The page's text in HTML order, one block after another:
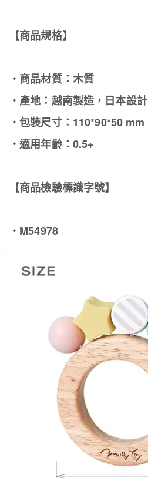
【商品規格】
‧商品材質：木質
‧產地：越南製造，日本設計
‧包裝尺寸：110*90*50 mm
‧適用年齡：0.5+
【商品檢驗標識字號】
・M54978